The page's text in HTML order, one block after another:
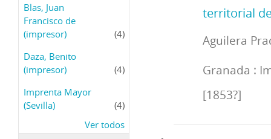
Blas, Juan
Francisco de
(impresor)
(4)
Daza, Benito
(impresor)
(4)
Imprenta Mayor
(Sevilla)
(4)
Ver todos
territorial
Aguilera
Granada :
[1853?]